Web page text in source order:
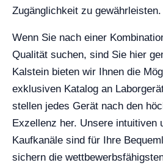
Zugänglichkeit zu gewährleisten.
Wenn Sie nach einer
Qualität suchen, sind Sie hier
Kalstein bieten wir Ihnen die
exklusiven Katalog an
stellen jedes Gerät nach den
Exzellenz her. Unsere intuitiven
Kaufkanäle sind für Ihre
sichern die